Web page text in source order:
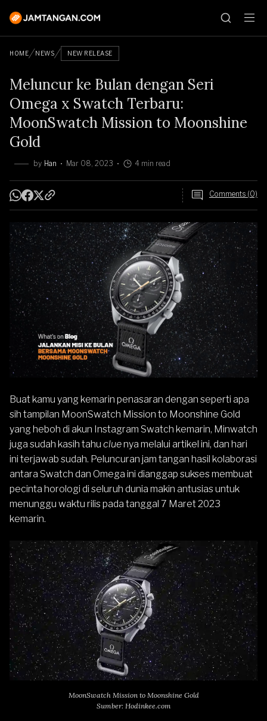
HOME NEWS NEW RELEASE
Meluncur ke Bulan dengan Seri
Omega x Swatch Terbaru:
MoonSwatch Mission to Moonshine
Gold
by Han Mar 08, 2023 4 min read
Comments (0)
Buat kamu yang kemarin penasaran dengan seperti apa
sih tampilan MoonSwatch Mission to Moonshine Gold
yang heboh di akun Instagram Swatch kemarin, Minwatch
juga sudah kasih tahu cluenya melalui artikel ini, dan hari
ini terjawab sudah. Peluncuran jam tangan hasil kolaborasi
antara Swatch dan Omega ini dianggap sukses membuat
pecinta horologi di seluruh dunia makin antusias untuk
menunggu waktu rilis pada tanggal 7 Maret 2023
kemarin.
MoonSwatch Mission to Moonshine Gold
Sumber: Hodinkee.com